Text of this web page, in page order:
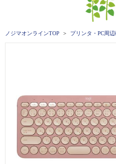
ノジマオンラインTOP プリンタ・PC周